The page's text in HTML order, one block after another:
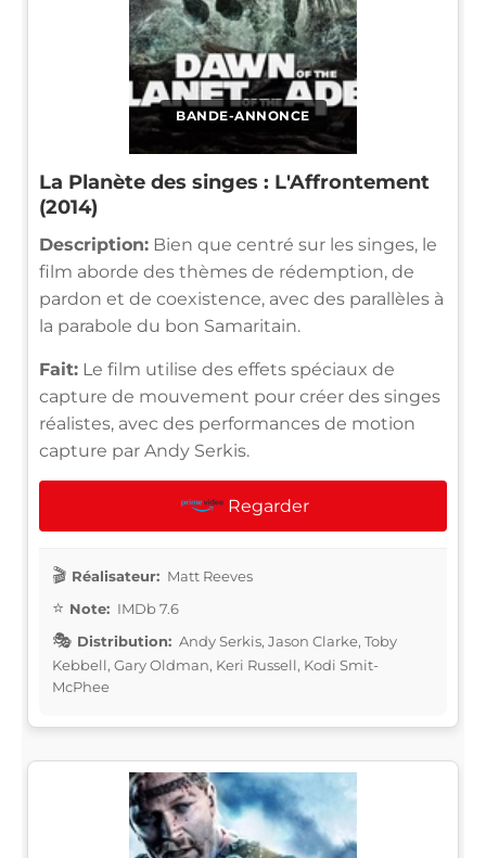
BANDE-ANNONCE
La Planète des singes : L'Affrontement
(2014)
Description: Bien que centré sur les singes, le
film aborde des thèmes de rédemption, de
pardon et de coexistence, avec des parallèles à
la parabole du bon Samaritain.
Fait: Le film utilise des effets spéciaux de
capture de mouvement pour créer des singes
réalistes, avec des performances de motion
capture par Andy Serkis.
Regarder
Réalisateur: Matt Reeves
Note: IMDb 7.6
Distribution: Andy Serkis, Jason Clarke, Toby
Kebbell, Gary Oldman, Keri Russell, Kodi Smit-
McPhee